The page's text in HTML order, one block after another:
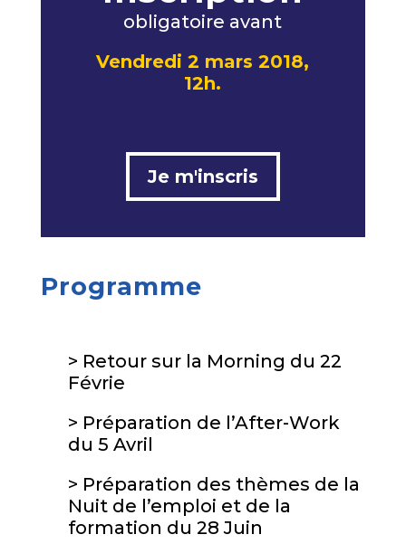
obligatoire avant
Vendredi 2 mars 2018,
12h.
Je m'inscris
Programme
> Retour sur la Morning du 22
Févrie
> Préparation de l’After-Work
du 5 Avril
> Préparation des thèmes de la
Nuit de l’emploi et de la
formation du 28 Juin